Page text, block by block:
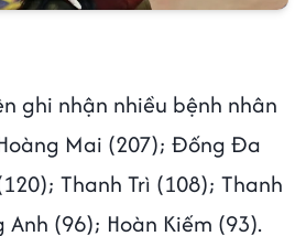
ghi nhận nhiều bệnh nhân
Mai (207); Đống Đa
Thanh Trì (108); Thanh
(96); Hoàn Kiếm (93).